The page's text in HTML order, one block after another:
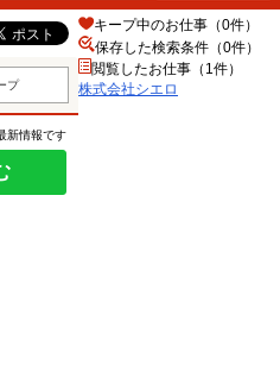
プ
新情報です
キープ中のお仕事（0件）
保存した検索条件（0件）
閲覧したお仕事（1件）
株式会社シエロ